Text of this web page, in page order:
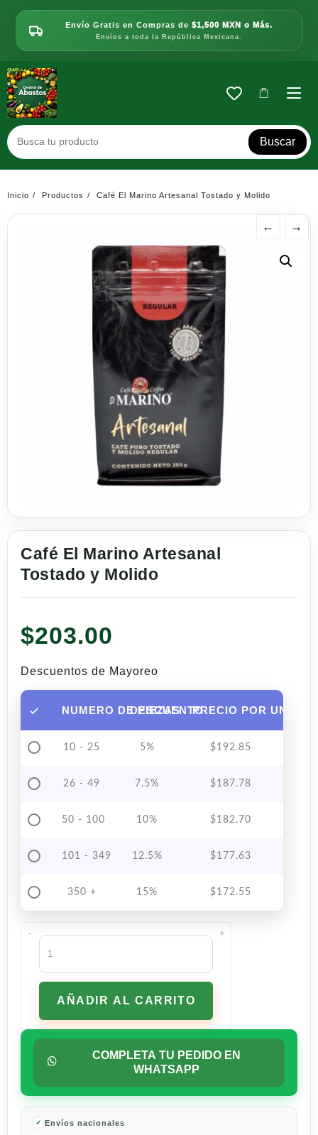
contenido
Envío Gratis en Compras de $1,500 MXN o Más.
Envíos a toda la República Mexicana.
Buscar
Inicio Productos Café El Marino Artesanal Tostado y Molido
← →
Café El Marino Artesanal
Tostado y Molido
$203.00
Descuentos de Mayoreo
NUMERO DE PIEZAS
DESCUENTOPRECIO POR UNIDAD
10 - 25 5% $192.85
26 - 49 7.5% $187.78
50 - 100 10% $182.70
101 - 349 12.5% $177.63
350 + 15% $172.55
-
Café
El
Marino
Artesanal
Tostado
y
Molido
AÑADIR AL CARRITO
+
COMPLETA TU PEDIDO EN
WHATSAPP
Envíos nacionales